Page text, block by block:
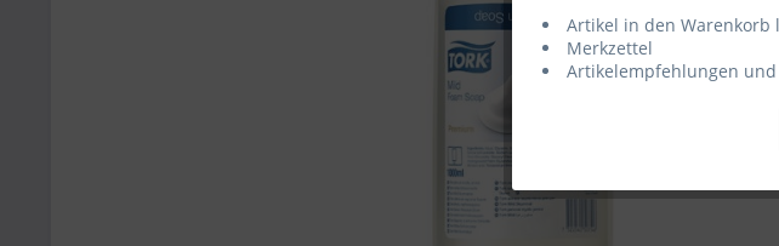
Artikel in den Warenkorb
Merkzettel
Artikelempfehlungen